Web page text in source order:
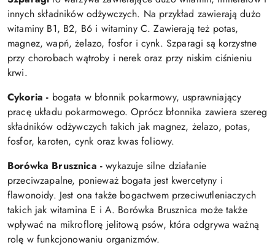
innych składników odżywczych. Na przykład zawierają dużo
witaminy B1, B2, B6 i witaminy C. Zawierają też potas,
magnez, wapń, żelazo, fosfor i cynk. Szparagi są korzystne
przy chorobach wątroby i nerek oraz przy niskim ciśnieniu
krwi.
Cykoria - bogata w błonnik pokarmowy, usprawniający
pracę układu pokarmowego. Oprócz błonnika zawiera szereg
składników odżywczych takich jak magnez, żelazo, potas,
fosfor, karoten, cynk oraz kwas foliowy.
Borówka Brusznica -wykazuje silne działanie
przeciwzapalne, ponieważ bogata jest kwercetyny i
flawonoidy. Jest ona także bogactwem przeciwutleniaczych
takich jak witamina E i A. Borówka Brusznica może także
wpływać na mikroflorę jelitową psów, która odgrywa ważną
rolę w funkcjonowaniu organizmów.